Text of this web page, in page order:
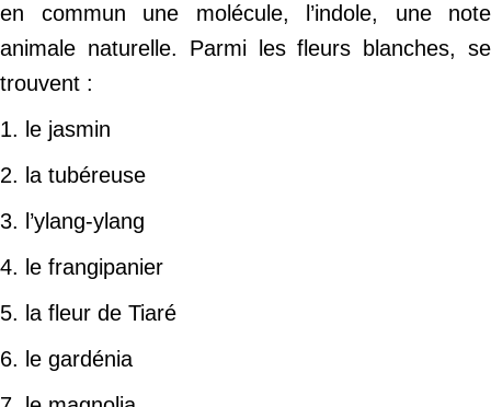
en commun une molécule, l’indole, une note
animale naturelle. Parmi les fleurs blanches, se
trouvent :
1. le jasmin
2. la tubéreuse
3. l’ylang-ylang
4. le frangipanier
5. la fleur de Tiaré
6. le gardénia